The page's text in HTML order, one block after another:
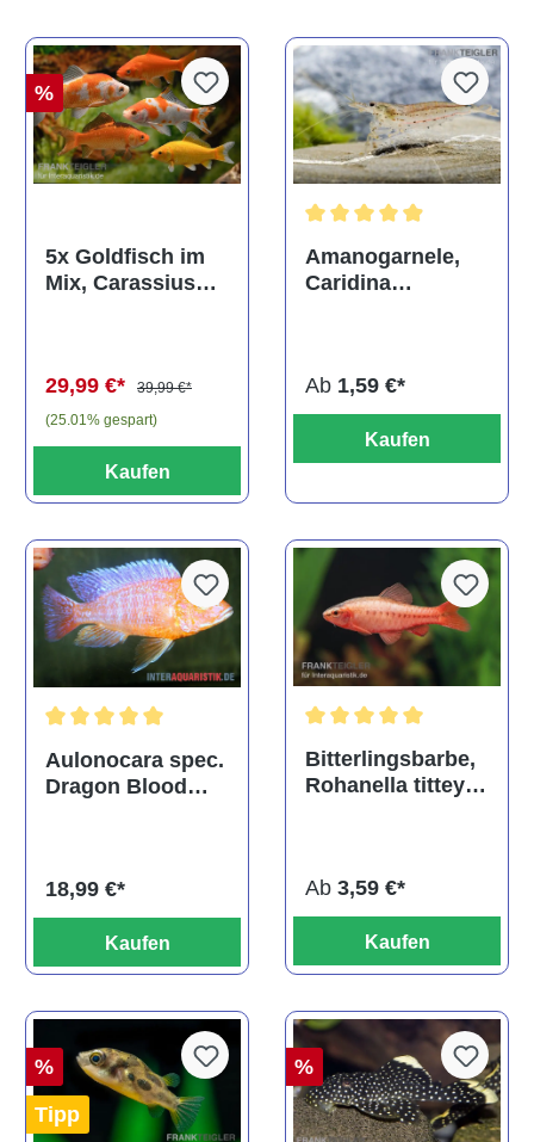
%
5x Goldfisch im
Mix, Carassius
29,99 €*
39,99 €*
(25.01% gespart)
Kaufen
Amanogarnele,
Caridina
Ab 1,59 €*
Kaufen
Durchschnittliche Bewertung von 5 von 5 Sternen
Aulonocara spec.
Dragon Blood
18,99 €*
Kaufen
Bitterlingsbarbe,
Rohanella titteya,
Ab 3,59 €*
Kaufen
%
Tipp
%